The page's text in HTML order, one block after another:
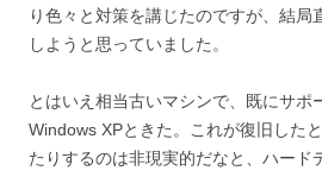
り色々と対策を講じたのですが、結局
しようと思っていました。
とはいえ相当古いマシンで、既にサポ
Windows XPときた。これが復旧した
たりするのは非現実的だなと、ハード